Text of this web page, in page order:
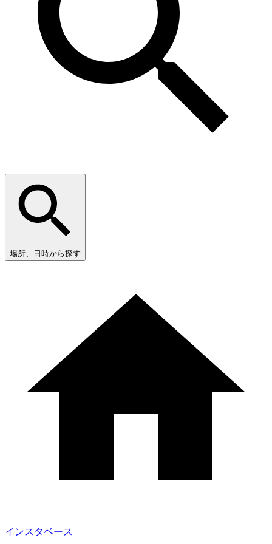
場所、日時から探す
インスタベース